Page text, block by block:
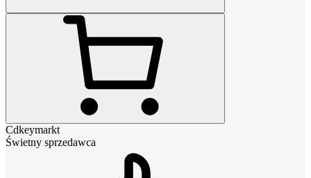
Cdkeymarkt
Świetny sprzedawca